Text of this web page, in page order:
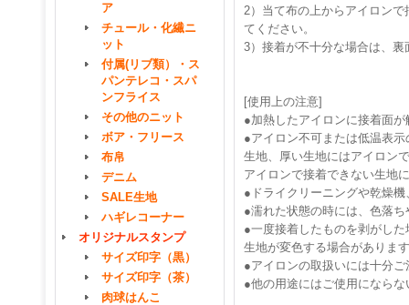
ア
チュール・化繊ニ
ット
付属(リブ類）・ス
パンテレコ・スパ
ンフライス
その他のニット
ボア・フリース
布帛
デニム
SALE生地
ハギレコーナー
オリジナルスタンプ
サイズ印字（黒）
サイズ印字（茶）
肉球はんこ
2）当て布の上からアイロン
てください。
3）接着が不十分な場合は、
[使用上の注意]
●加熱したアイロンに接着面
●アイロン不可または低温表
生地、厚い生地にはアイロン
アイロンで接着できない生地
●ドライクリーニングや乾燥
●濡れた状態の時には、色落
●一度接着したものを剥がし
生地が変色する場合がありま
●アイロンの取扱いには十分
●他の用途にはご使用になら